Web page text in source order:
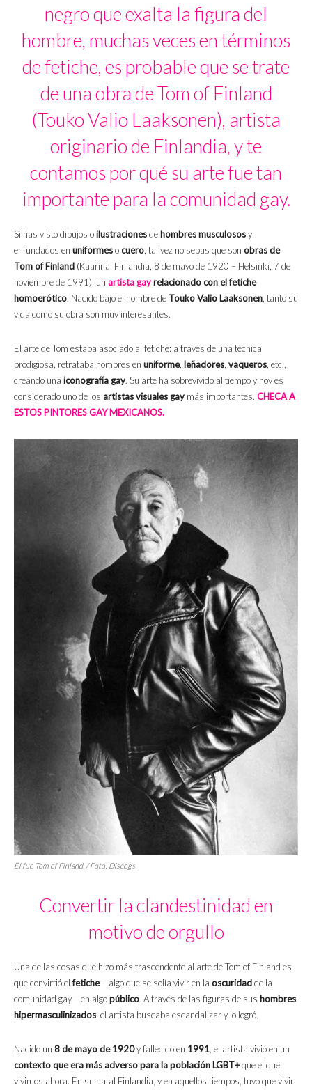
negro que exalta la figura del
hombre, muchas veces en términos
de fetiche, es probable que se trate
de una obra de Tom of Finland
(Touko Valio Laaksonen), artista
originario de Finlandia, y te
contamos por qué su arte fue tan
importante para la comunidad gay.
Si has visto dibujos oilustracionesde hombres musculososy
enfundados en uniformesocuero, tal vez no sepas que son obras de
Tom of Finland (Kaarina, Finlandia, 8 de mayo de 1920 – Helsinki, 7 de
noviembre de 1991), un artista gayrelacionado con el fetiche
homoerótico. Nacido bajo el nombre de Touko Valio Laaksonen, tanto su
vida como su obra son muy interesantes.
El arte de Tom estaba asociado al fetiche: a través de una técnica
prodigiosa, retrataba hombres en uniforme, leñadores, vaqueros, etc.,
creando una iconografía gay. Su arte ha sobrevivido al tiempo y hoy es
considerado uno de los artistas visuales gay más importantes. CHECA A
ESTOS PINTORES GAY MEXICANOS.
Él fue Tom of Finland. / Foto: Discogs
Convertir la clandestinidad en
motivo de orgullo
Una de las cosas que hizo más trascendente al arte de Tom of Finland es
que convirtió elfetiche—algo que se solía vivir en la oscuridadde la
comunidad gay— en algopúblico. A través de las figuras de sus hombres
hipermasculinizados , el artista buscaba escandalizar y lo logró.
Nacido un 8 de mayo de 1920y fallecido en 1991 , el artista vivió en un
contexto que era más adverso para la población LGBT+que el que
vivimos ahora. En su natal Finlandia, y en aquellos tiempos, tuvo que vivir